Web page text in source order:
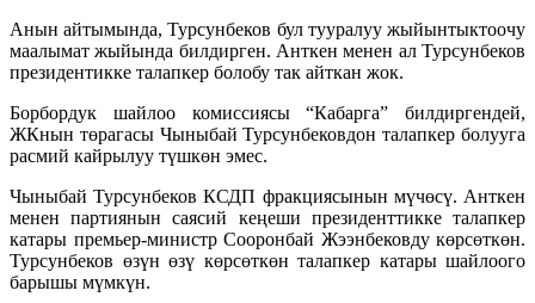
Анын айтымында, Турсунбеков бул тууралуу жыйынтыктоочу
маалымат жыйында билдирген. Анткен менен ал Турсунбеков
президентикке талапкер болобу так айткан жок.
Борбордук шайлоо комиссиясы “Кабарга” билдиргендей,
ЖКнын төрагасы Чыныбай Турсунбековдон талапкер болууга
расмий кайрылуу түшкөн эмес.
Чыныбай Турсунбеков КСДП фракциясынын мүчөсү. Анткен
менен партиянын саясий кеңеши президенттикке талапкер
катары премьер-министр Сооронбай Жээнбековду көрсөткөн.
Турсунбеков өзүн өзү көрсөткөн талапкер катары шайлоого
барышы мүмкүн.